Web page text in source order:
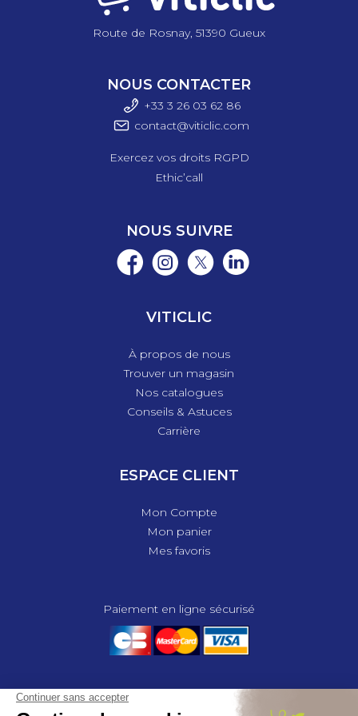
Route de Rosnay, 51390 Gueux
NOUS CONTACTER
+33 3 26 03 62 86
contact@viticlic.com
Exercez vos droits RGPD
Ethic’call
NOUS SUIVRE
VITICLIC
À propos de nous
Trouver un magasin
Nos catalogues
Conseils & Astuces
Carrière
ESPACE CLIENT
Mon Compte
Mon panier
Mes favoris
Paiement en ligne sécurisé
© 2025 - GROUPE COMPAS, TOUS DROITS RÉSERVÉS.